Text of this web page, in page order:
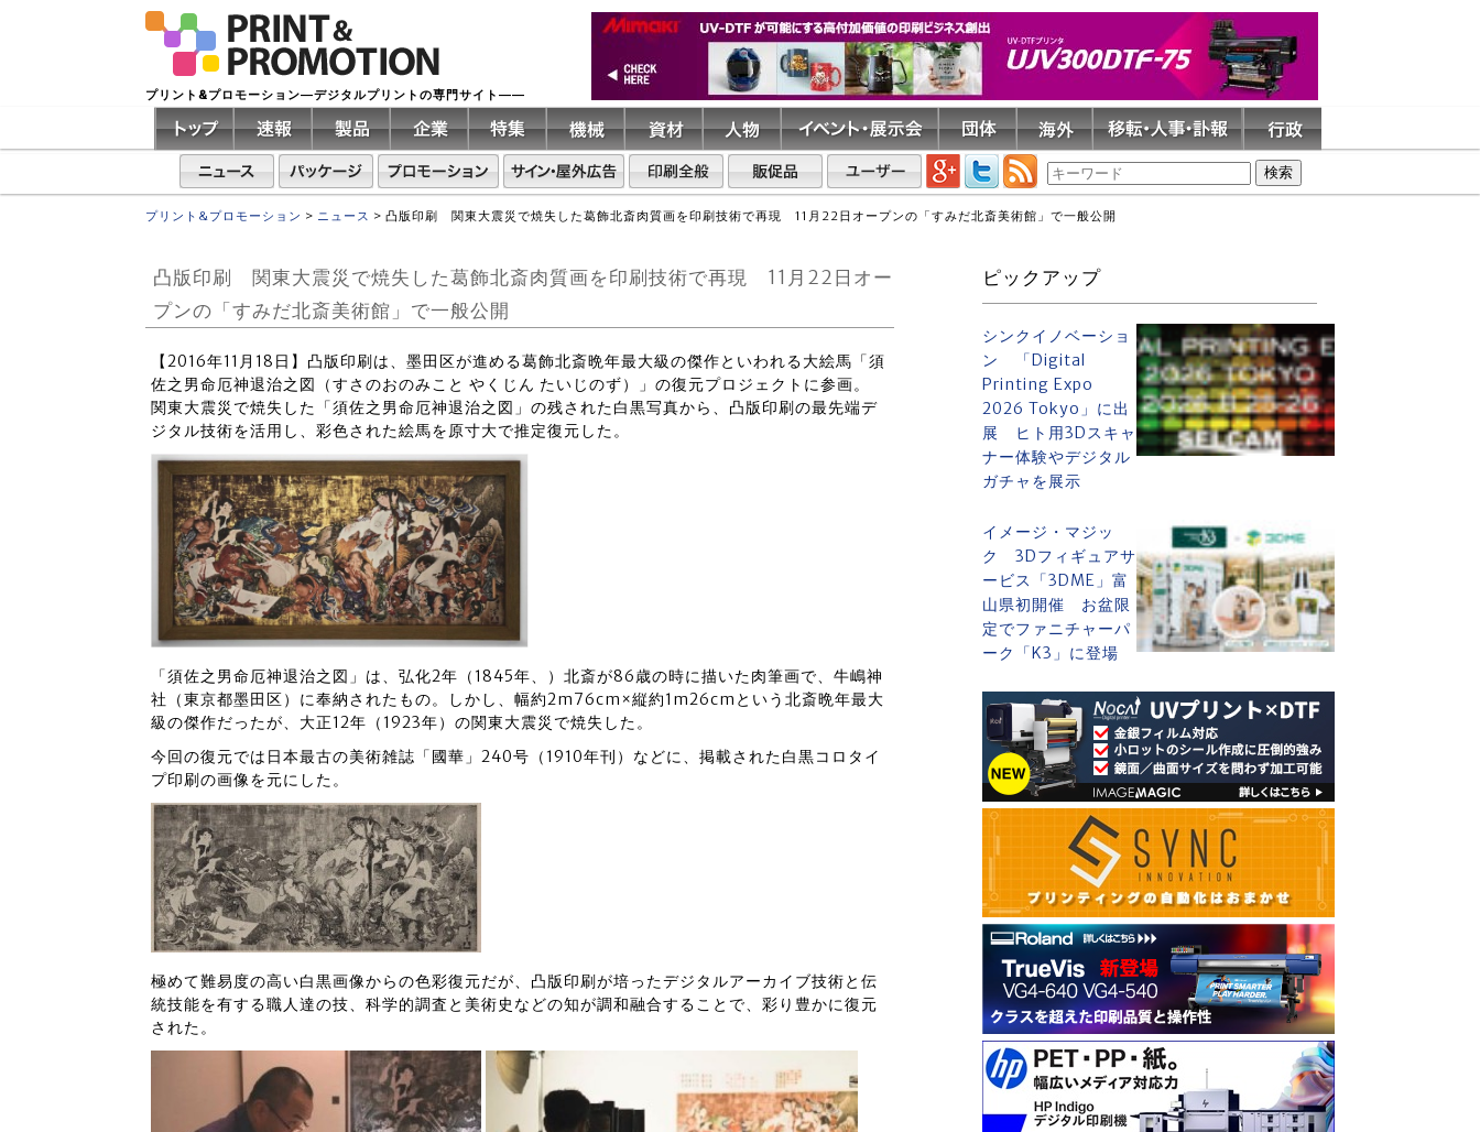
プリント&プロモーション―デジタルプリントの専門サイト――
プリント&プロモーション > ニュース > 凸版印刷 関東大震災で焼失した葛飾北斎肉質画を印刷技術で再現 11月22日オープンの「すみだ北斎美術館」で一般公開
凸版印刷 関東大震災で焼失した葛飾北斎肉質画を印刷技術で再現 11月22日オー
プンの「すみだ北斎美術館」で一般公開
【2016年11月18日】凸版印刷は、墨田区が進める葛飾北斎晩年最大級の傑作といわれる大絵馬「須
佐之男命厄神退治之図（すさのおのみこと やくじん たいじのず）」の復元プロジェクトに参画。
関東大震災で焼失した「須佐之男命厄神退治之図」の残された白黒写真から、凸版印刷の最先端デ
ジタル技術を活用し、彩色された絵馬を原寸大で推定復元した。
「須佐之男命厄神退治之図」は、弘化2年（1845年、）北斎が86歳の時に描いた肉筆画で、牛嶋神
社（東京都墨田区）に奉納されたもの。しかし、幅約2m76cm×縦約1m26cmという北斎晩年最大
級の傑作だったが、大正12年（1923年）の関東大震災で焼失した。
今回の復元では日本最古の美術雑誌「國華」240号（1910年刊）などに、掲載された白黒コロタイ
プ印刷の画像を元にした。
極めて難易度の高い白黒画像からの色彩復元だが、凸版印刷が培ったデジタルアーカイブ技術と伝
統技能を有する職人達の技、科学的調査と美術史などの知が調和融合することで、彩り豊かに復元
された。
ピックアップ
シンクイノベーショ
ン 「Digital
Printing Expo
2026 Tokyo」に出
展 ヒト用3Dスキャ
ナー体験やデジタル
ガチャを展示
イメージ・マジッ
ク 3Dフィギュアサ
ービス「3DME」富
山県初開催 お盆限
定でファニチャーパ
ーク「K3」に登場